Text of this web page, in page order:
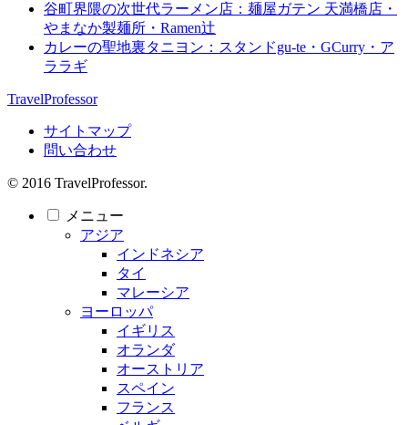
谷町界隈の次世代ラーメン店：麺屋ガテン 天満橋店・
やまなか製麺所・Ramen辻
カレーの聖地裏タニヨン：スタンドgu-te・GCurry・ア
ララギ
TravelProfessor
サイトマップ
問い合わせ
© 2016 TravelProfessor.
メニュー
アジア
インドネシア
タイ
マレーシア
ヨーロッパ
イギリス
オランダ
オーストリア
スペイン
フランス